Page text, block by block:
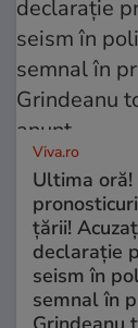
Viva.ro
Ultima
țării!
declarație
seism în
semnal în